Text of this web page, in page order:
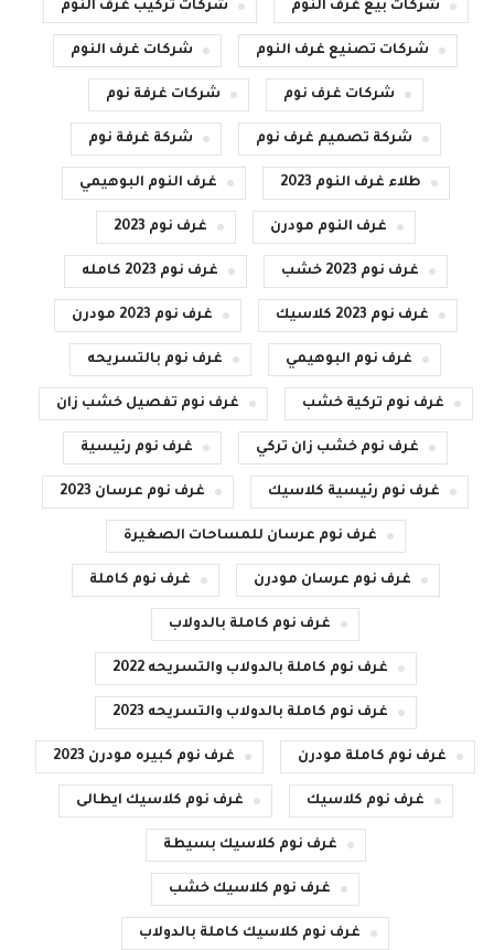
شركات بيع غرف النوم شركات تركيب غرف النوم
شركات تصنيع غرف النوم شركات غرف النوم
شركات غرف نوم شركات غرفة نوم
شركة تصميم غرف نوم شركة غرفة نوم
طلاء غرف النوم 2023 غرف النوم البوهيمي
غرف النوم مودرن غرف نوم 2023
غرف نوم 2023 خشب غرف نوم 2023 كامله
غرف نوم 2023 كلاسيك غرف نوم 2023 مودرن
غرف نوم البوهيمي غرف نوم بالتسريحه
غرف نوم تركية خشب غرف نوم تفصيل خشب زان
غرف نوم خشب زان تركي غرف نوم رئيسية
غرف نوم رئيسية كلاسيك غرف نوم عرسان 2023
غرف نوم عرسان للمساحات الصغيرة
غرف نوم عرسان مودرن غرف نوم كاملة
غرف نوم كاملة بالدولاب
غرف نوم كاملة بالدولاب والتسريحه 2022
غرف نوم كاملة بالدولاب والتسريحه 2023
غرف نوم كاملة مودرن غرف نوم كبيره مودرن 2023
غرف نوم كلاسيك غرف نوم كلاسيك ايطالى
غرف نوم كلاسيك بسيطة
غرف نوم كلاسيك خشب
غرف نوم كلاسيك كاملة بالدولاب